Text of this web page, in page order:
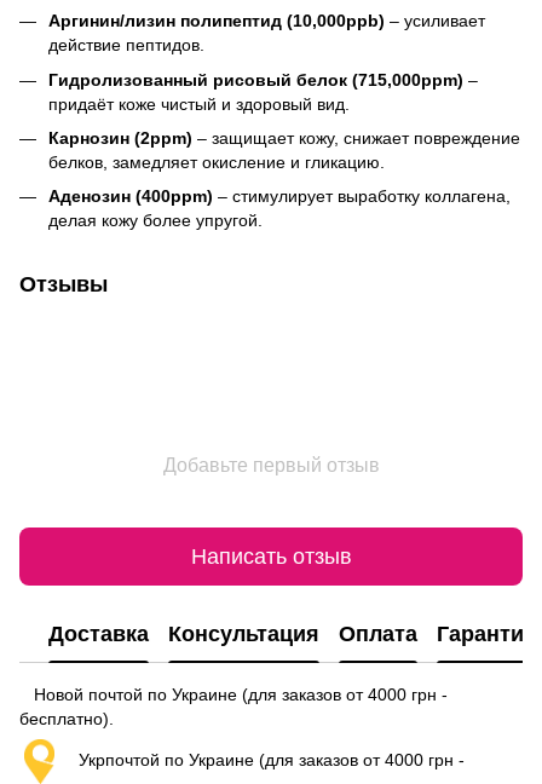
Аргинин/лизин полипептид (10,000ppb) – усиливает
действие пептидов.
Гидролизованный рисовый белок (715,000ppm) –
придаёт коже чистый и здоровый вид.
Карнозин (2ppm) – защищает кожу, снижает повреждение
белков, замедляет окисление и гликацию.
Аденозин (400ppm) – стимулирует выработку коллагена,
делая кожу более упругой.
Отзывы
Добавьте первый отзыв
Написать отзыв
Доставка Консультация Оплата Гарантия
Новой почтой по Украине (для заказов от 4000 грн -
бесплатно).
Укрпочтой по Украине (для заказов от 4000 грн -